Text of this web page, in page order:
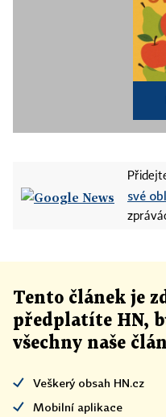
své
Tento článek je
předplatíte HN,
všechny naše
Veškerý obsah HN.cz
Mobilní aplikace